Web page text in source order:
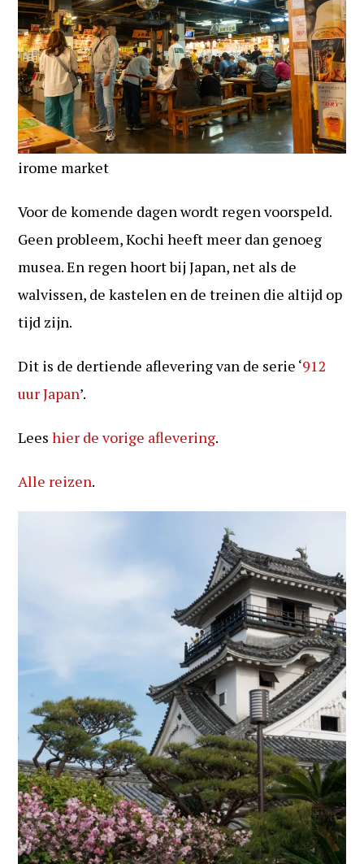
irome market
Voor de komende dagen wordt regen voorspeld.
Geen probleem, Kochi heeft meer dan genoeg
musea. En regen hoort bij Japan, net als de
walvissen, de kastelen en de treinen die altijd op
tijd zijn.
Dit is de dertiende aflevering van de serie ‘912
uur Japan’.
Leeshier de vorige aflevering.
Alle reizen.